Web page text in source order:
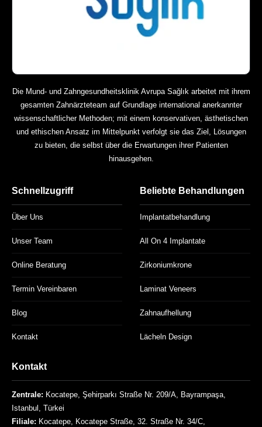
Die Mund- und Zahngesundheitsklinik Avrupa Sağlık arbeitet mit ihrem
gesamten Zahnärzteteam auf Grundlage international anerkannter
wissenschaftlicher Methoden; mit einem konservativen, ästhetischen
und ethischen Ansatz im Mittelpunkt verfolgt sie das Ziel, Lösungen
zu bieten, die selbst über die Erwartungen ihrer Patienten
hinausgehen.
Schnellzugriff
Über Uns
Unser Team
Online Beratung
Termin Vereinbaren
Blog
Kontakt
Beliebte Behandlungen
Implantatbehandlung
All On 4 Implantate
Zirkoniumkrone
Laminat Veneers
Zahnaufhellung
Lächeln Design
Kontakt
Zentrale: Kocatepe, Şehirparkı Straße Nr. 209/A, Bayrampaşa,
Istanbul, Türkei
Filiale: Kocatepe, Kocatepe Straße, 32. Straße Nr. 34/C,